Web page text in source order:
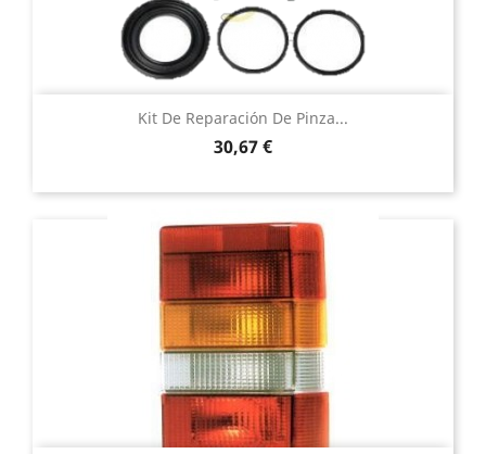
Kit De Reparación De Pinza...
Precio
30,67 €